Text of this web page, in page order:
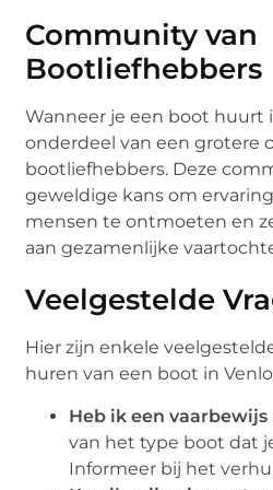
Community van
Bootliefhebbers
Wanneer je een boot huurt
onderdeel van een grotere
bootliefhebbers. Deze
geweldige kans om
mensen te ontmoeten en
aan gezamenlijke
Veelgestelde
Hier zijn enkele
huren van een boot in
Heb ik een vaarbewijs
van het type boot dat
Informeer bij het